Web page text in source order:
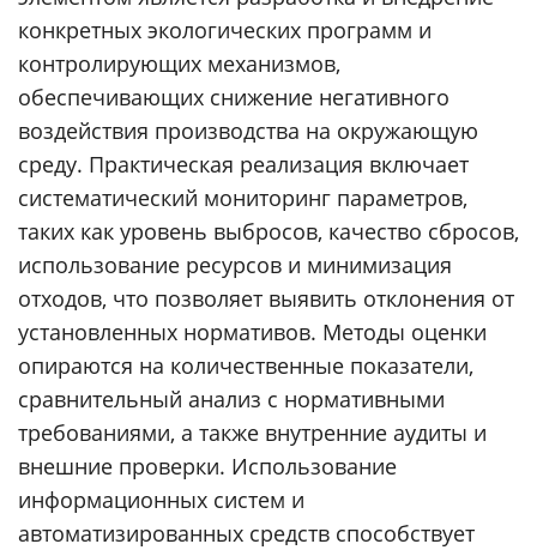
конкретных экологических программ и
контролирующих механизмов,
обеспечивающих снижение негативного
воздействия производства на окружающую
среду. Практическая реализация включает
систематический мониторинг параметров,
таких как уровень выбросов, качество сбросов,
использование ресурсов и минимизация
отходов, что позволяет выявить отклонения от
установленных нормативов. Методы оценки
опираются на количественные показатели,
сравнительный анализ с нормативными
требованиями, а также внутренние аудиты и
внешние проверки. Использование
информационных систем и
автоматизированных средств способствует